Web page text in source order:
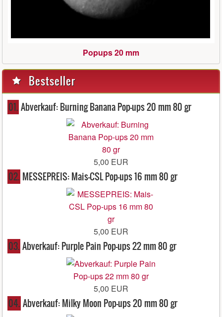
Popups 20 mm
Bestseller
01. Abverkauf: Burning Banana Pop-ups 20 mm 80 gr
5,00 EUR
02. MESSEPREIS: Mais-CSL Pop-ups 16 mm 80 gr
5,00 EUR
03. Abverkauf: Purple Pain Pop-ups 22 mm 80 gr
5,00 EUR
04. Abverkauf: Milky Moon Pop-ups 20 mm 80 gr